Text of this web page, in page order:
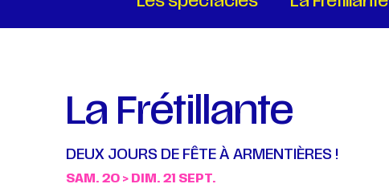
La Frétillante
DEUX JOURS DE FÊTE À ARMENTIÈRES !
SAM. 20 > DIM. 21 SEPT.